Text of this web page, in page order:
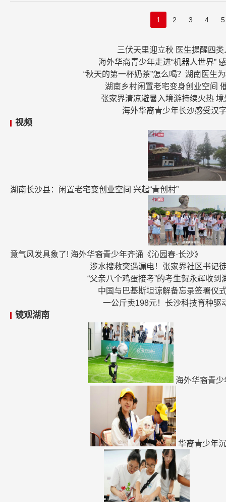
1 2 3 4 5
三伏天里迎立秋 医生提醒四
海外华裔青少年走进“机器人世界”
“秋天的第一杯奶茶”怎么喝？湖南医生
湖南乡村闲置老宅变身创业空间
张家界清凉避暑入境游持续火热
海外华裔青少年长沙感受汉
视频
湖南长沙县：闲置老宅变创业空间 兴起“青创村”
意气风发具象了! 海外华裔青少年齐诵《沁园春·长沙》
涉水搜救突遇漏电！张家界社区书记
“父亲八个鸡蛋接考”的考生贺永辉收到
中国与巴基斯坦谅解备忘录签署仪
一公斤卖198元！长沙科技育种驱
镜观湖南
海外华裔青少
华裔青少年